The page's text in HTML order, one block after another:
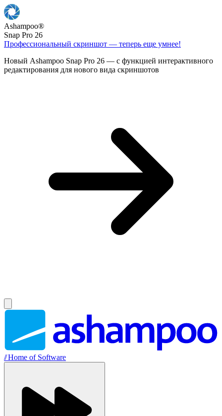
Ashampoo®
Snap Pro 26
Профессиональный скриншот — теперь еще умнее!
Новый Ashampoo Snap Pro 26 — с функцией интерактивного
редактирования для нового вида скриншотов
//Home of Software